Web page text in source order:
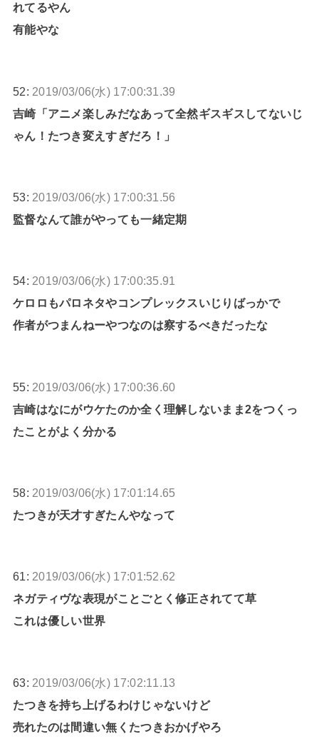
れてるやん
有能やな
52: 2019/03/06(水) 17:00:31.39
吉崎「アニメ楽しみだなあって全然ギスギスしてないじ
ゃん！たつき変えすぎだろ！」
53: 2019/03/06(水) 17:00:31.56
監督なんて誰がやっても一緒定期
54: 2019/03/06(水) 17:00:35.91
ケロロもパロネタやコンプレックスいじりばっかで
作者がつまんねーやつなのは察するべきだったな
55: 2019/03/06(水) 17:00:36.60
吉崎はなにがウケたのか全く理解しないまま2をつくっ
たことがよく分かる
58: 2019/03/06(水) 17:01:14.65
たつきが天才すぎたんやなって
61: 2019/03/06(水) 17:01:52.62
ネガティヴな表現がことごとく修正されてて草
これは優しい世界
63: 2019/03/06(水) 17:02:11.13
たつきを持ち上げるわけじゃないけど
売れたのは間違い無くたつきおかげやろ